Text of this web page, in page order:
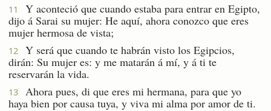
11
Y aconteció que cuando estaba para entrar en Egipto,
dijo á Sarai su mujer: He aquí, ahora conozco que eres
mujer hermosa de vista;
12
Y será que cuando te habrán visto los Egipcios,
dirán: Su mujer es: y me matarán á mí, y á ti te
reservarán la vida.
13
Ahora pues, di que eres mi hermana, para que yo
haya bien por causa tuya, y viva mi alma por amor de ti.